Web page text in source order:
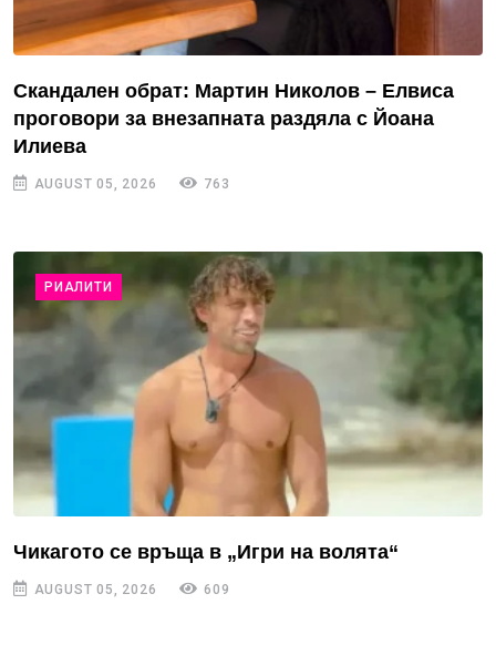
Скандален обрат: Мартин Николов – Елвиса
проговори за внезапната раздяла с Йоана
Илиева
AUGUST 05, 2026 763
РИАЛИТИ
Чикагото се връща в „Игри на волята“
AUGUST 05, 2026 609